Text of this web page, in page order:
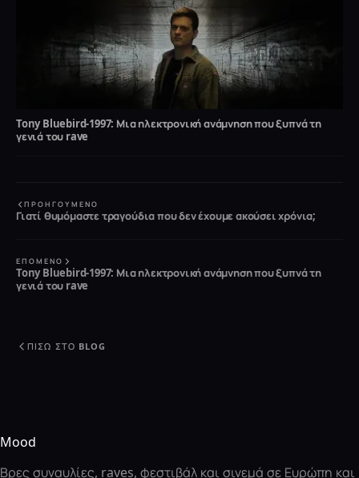
Tony Bluebird-1997: Μια ηλεκτρονική ανάμνηση που ξυπνά τη
γενιά του rave
ΠΡΟΗΓΟΎΜΕΝΟ
Γιατί θυμόμαστε τραγούδια που δεν έχουμε ακούσει χρόνια;
ΕΠΌΜΕΝΟ
Tony Bluebird-1997: Μια ηλεκτρονική ανάμνηση που ξυπνά τη
γενιά του rave
ΠΊΣΩ ΣΤΟ BLOG
Mood
Βρες συναυλίες, raves, φεστιβάλ και σινεμά σε Ευρώπη και